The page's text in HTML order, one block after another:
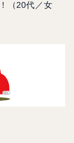
（20代／女